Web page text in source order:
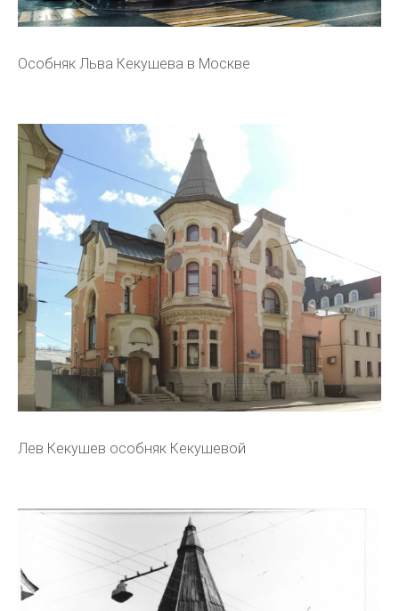
Особняк Льва Кекушева в Москве
Лев Кекушев особняк Кекушевой